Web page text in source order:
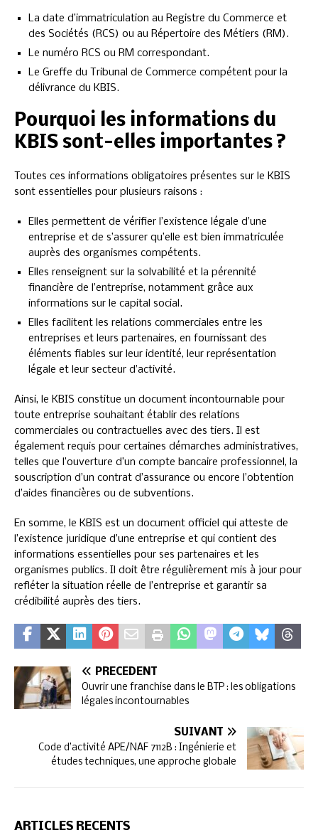
La date d’immatriculation au Registre du Commerce et
des Sociétés (RCS) ou au Répertoire des Métiers (RM).
Le numéro RCS ou RM correspondant.
Le Greffe du Tribunal de Commerce compétent pour la
délivrance du KBIS.
Pourquoi les informations du
KBIS sont-elles importantes ?
Toutes ces informations obligatoires présentes sur le KBIS
sont essentielles pour plusieurs raisons :
Elles permettent de vérifier l’existence légale d’une
entreprise et de s’assurer qu’elle est bien immatriculée
auprès des organismes compétents.
Elles renseignent sur la solvabilité et la pérennité
financière de l’entreprise, notamment grâce aux
informations sur le capital social.
Elles facilitent les relations commerciales entre les
entreprises et leurs partenaires, en fournissant des
éléments fiables sur leur identité, leur représentation
légale et leur secteur d’activité.
Ainsi, le KBIS constitue un document incontournable pour
toute entreprise souhaitant établir des relations
commerciales ou contractuelles avec des tiers. Il est
également requis pour certaines démarches administratives,
telles que l’ouverture d’un compte bancaire professionnel, la
souscription d’un contrat d’assurance ou encore l’obtention
d’aides financières ou de subventions.
En somme, le KBIS est un document officiel qui atteste de
l’existence juridique d’une entreprise et qui contient des
informations essentielles pour ses partenaires et les
organismes publics. Il doit être régulièrement mis à jour pour
refléter la situation réelle de l’entreprise et garantir sa
crédibilité auprès des tiers.
PRÉCÉDENT
Ouvrir une franchise dans le BTP : les obligations
légales incontournables
SUIVANT
Code d’activité APE/NAF 7112B : Ingénierie et
études techniques, une approche globale
ARTICLES RÉCENTS